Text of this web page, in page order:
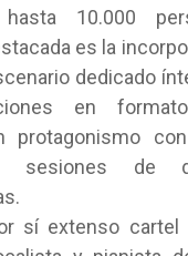
hasta 10.000
es la
dedicado
en
protagonismo
sesiones de
sí extenso cartel